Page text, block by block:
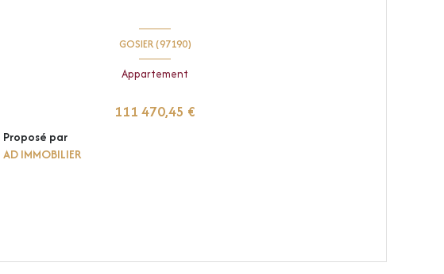
GOSIER (97190)
Appartement
111 470,45 €
Proposé par
AD IMMOBILIER